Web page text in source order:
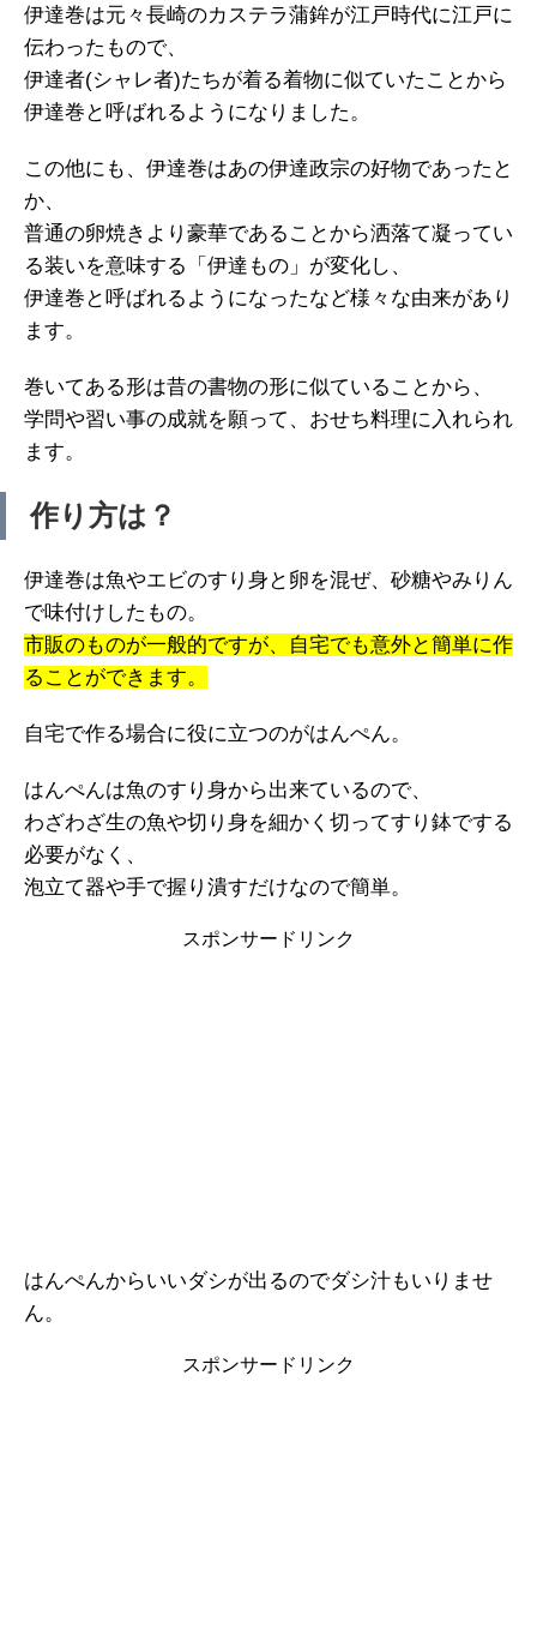
伊達巻は元々長崎のカステラ蒲鉾が江戸時代に江戸に
伝わったもので、
伊達者(シャレ者)たちが着る着物に似ていたことから
伊達巻と呼ばれるようになりました。
この他にも、伊達巻はあの伊達政宗の好物であったと
か、
普通の卵焼きより豪華であることから洒落て凝ってい
る装いを意味する「伊達もの」が変化し、
伊達巻と呼ばれるようになったなど様々な由来があり
ます。
巻いてある形は昔の書物の形に似ていることから、
学問や習い事の成就を願って、おせち料理に入れられ
ます。
作り方は？
伊達巻は魚やエビのすり身と卵を混ぜ、砂糖やみりん
で味付けしたもの。
市販のものが一般的ですが、自宅でも意外と簡単に作
ることができます。
自宅で作る場合に役に立つのがはんぺん。
はんぺんは魚のすり身から出来ているので、
わざわざ生の魚や切り身を細かく切ってすり鉢でする
必要がなく、
泡立て器や手で握り潰すだけなので簡単。
スポンサードリンク
はんぺんからいいダシが出るのでダシ汁もいりませ
ん。
スポンサードリンク